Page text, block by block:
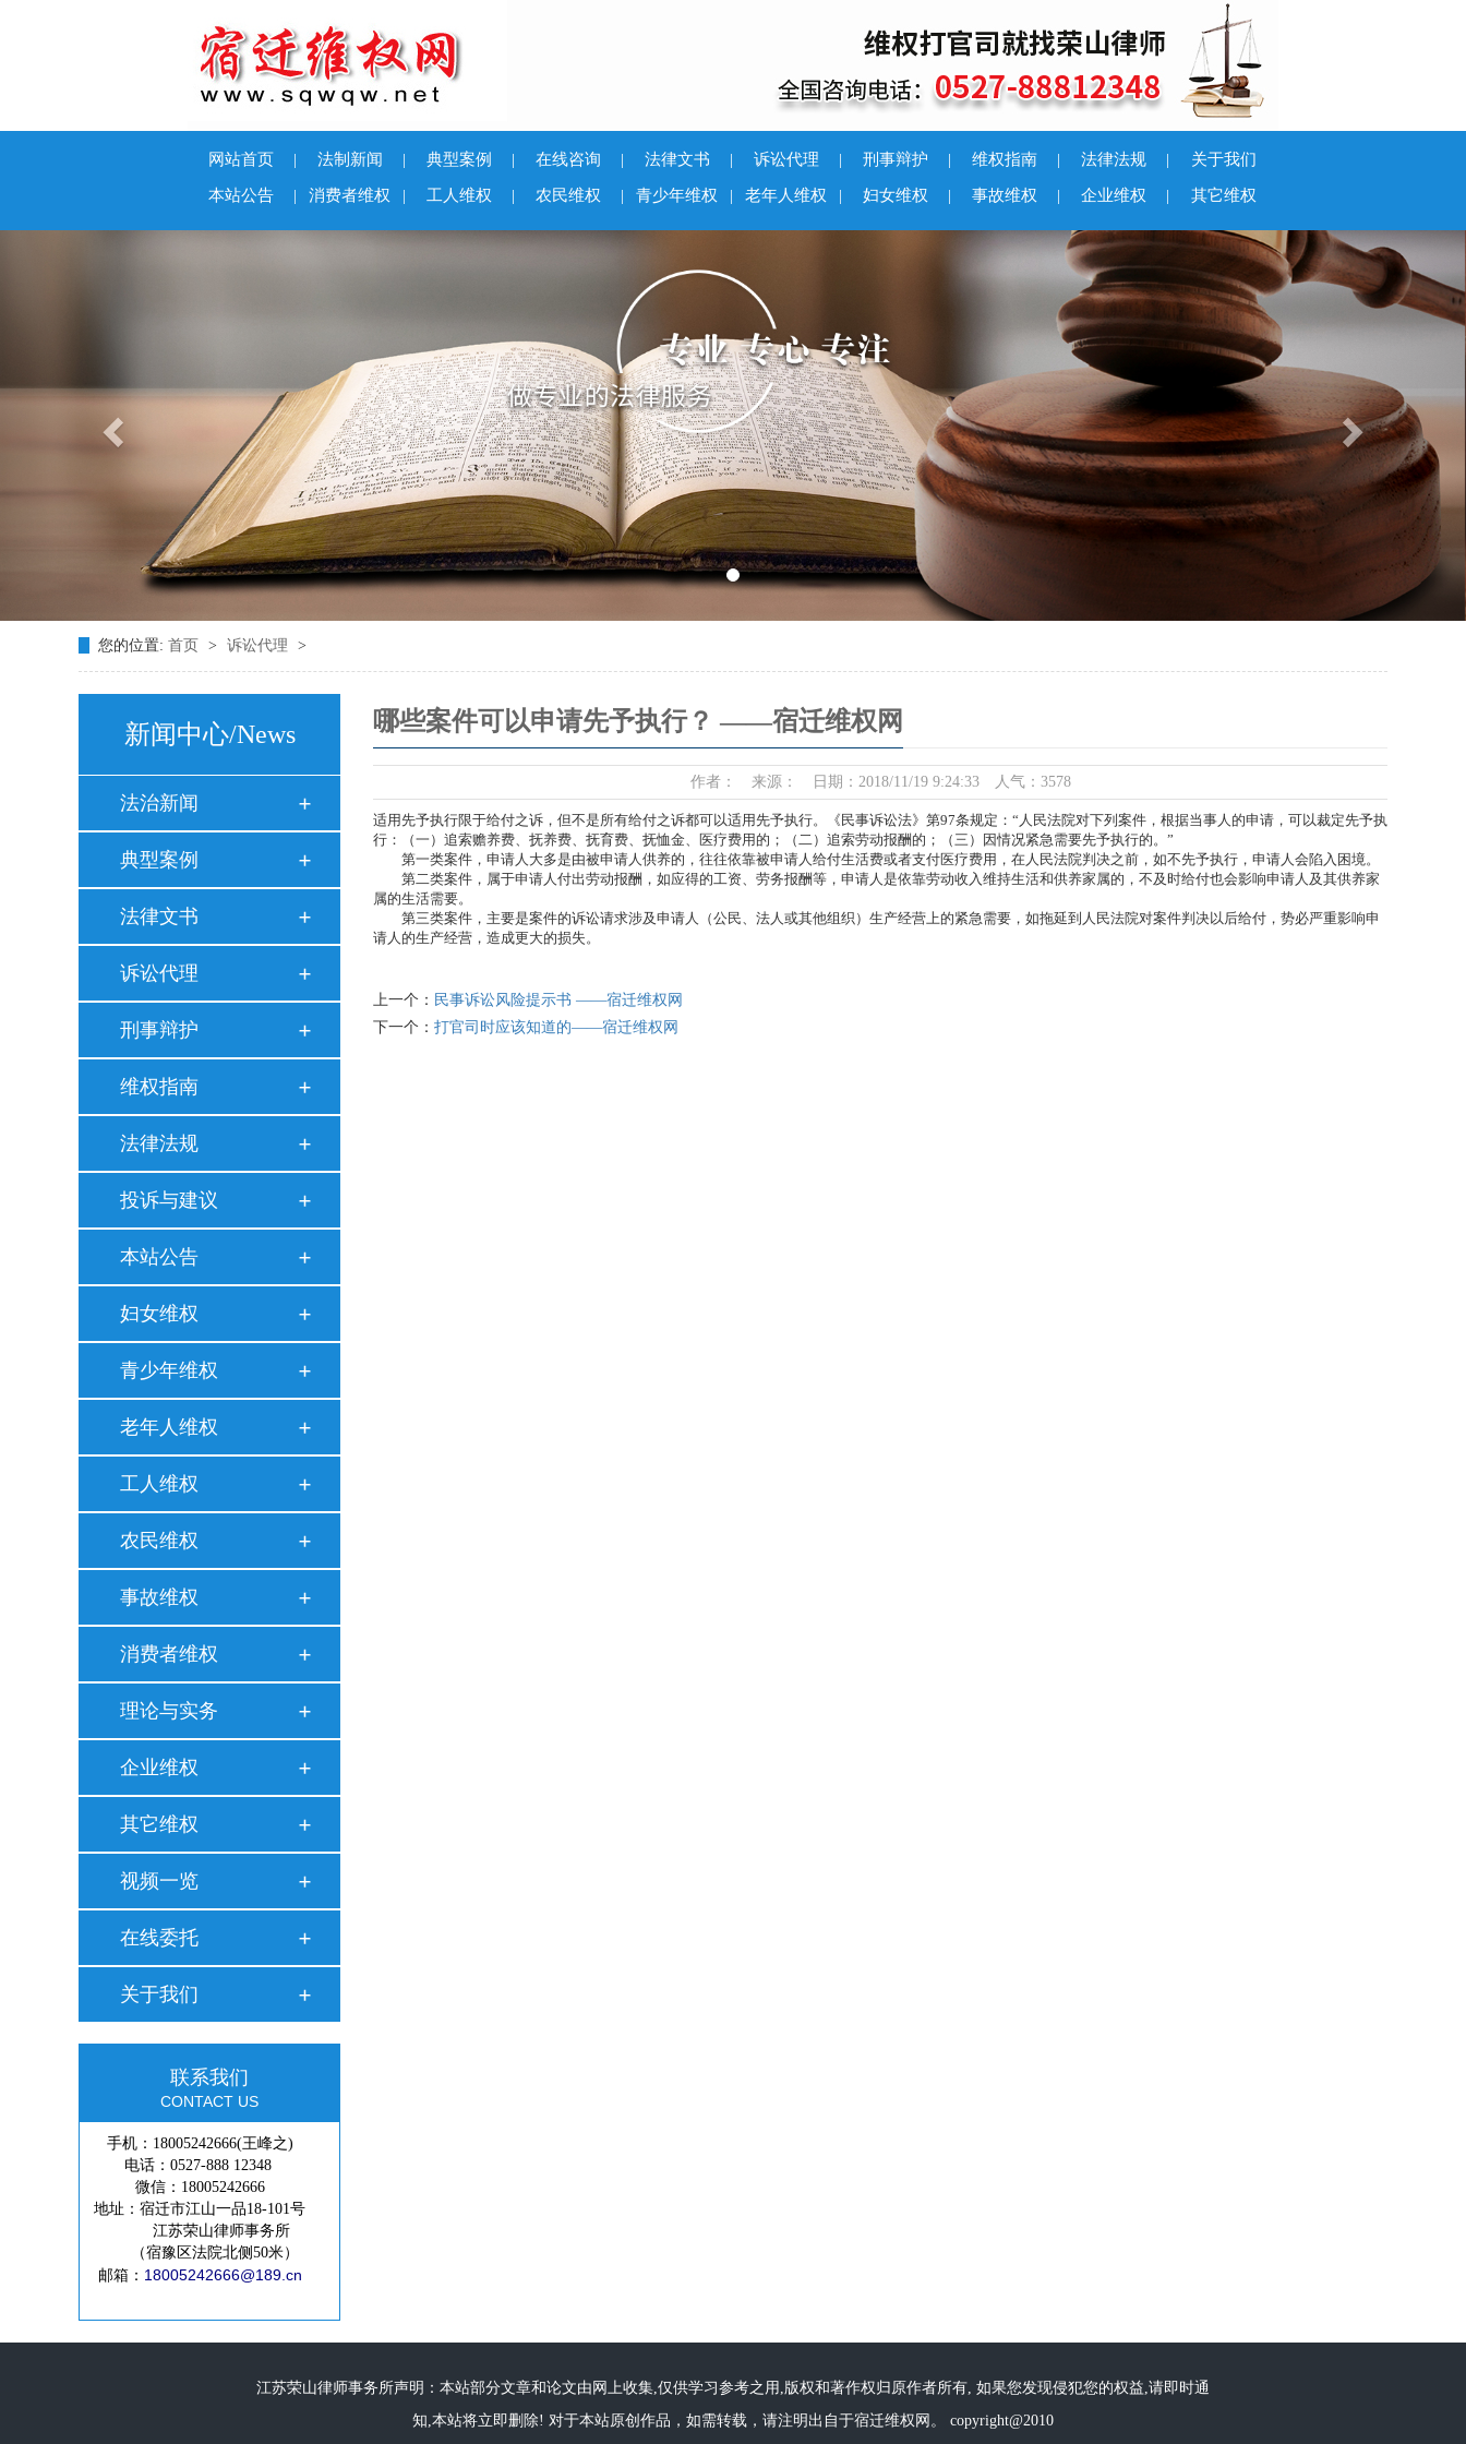
网站首页 | 法制新闻 | 典型案例 | 在线咨询 | 法律文书 | 诉讼代理 | 刑事辩护 | 维权指南 | 法律法规 | 关于我们
本站公告 | 消费者维权 | 工人维权 | 农民维权 | 青少年维权 | 老年人维权 | 妇女维权 | 事故维权 | 企业维权 | 其它维权
您的位置: 首页 > 诉讼代理 >
新闻中心/News
法治新闻
典型案例
法律文书
诉讼代理
刑事辩护
维权指南
法律法规
投诉与建议
本站公告
妇女维权
青少年维权
老年人维权
工人维权
农民维权
事故维权
消费者维权
理论与实务
企业维权
其它维权
视频一览
在线委托
关于我们
联系我们
CONTACT US
手机：18005242666(王峰之)
电话：0527-888 12348
微信：18005242666
地址：宿迁市江山一品18-101号
江苏荣山律师事务所
（宿豫区法院北侧50米）
邮箱： 18005242666@189.cn
哪些案件可以申请先予执行？ ——宿迁维权网
作者： 来源： 日期：2018/11/19 9:24:33 人气：3578
适用先予执行限于给付之诉，但不是所有给付之诉都可以适用先予执行。《民事诉讼法》第97条规定：“人民法院对下列案件，根据当事人的申请，可以裁定先予执
行：（一）追索赡养费、抚养费、抚育费、抚恤金、医疗费用的；（二）追索劳动报酬的；（三）因情况紧急需要先予执行的。”
第一类案件，申请人大多是由被申请人供养的，往往依靠被申请人给付生活费或者支付医疗费用，在人民法院判决之前，如不先予执行，申请人会陷入困境。
第二类案件，属于申请人付出劳动报酬，如应得的工资、劳务报酬等，申请人是依靠劳动收入维持生活和供养家属的，不及时给付也会影响申请人及其供养家
属的生活需要。
第三类案件，主要是案件的诉讼请求涉及申请人（公民、法人或其他组织）生产经营上的紧急需要，如拖延到人民法院对案件判决以后给付，势必严重影响申
请人的生产经营，造成更大的损失。
上一个： 民事诉讼风险提示书 ——宿迁维权网
下一个： 打官司时应该知道的——宿迁维权网
江苏荣山律师事务所声明：本站部分文章和论文由网上收集,仅供学习参考之用,版权和著作权归原作者所有, 如果您发现侵犯您的权益,请即时通
知,本站将立即删除! 对于本站原创作品，如需转载，请注明出自于宿迁维权网。 copyright@2010